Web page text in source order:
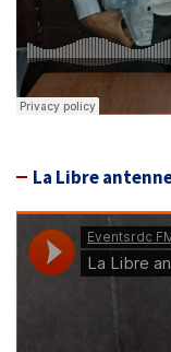
La Libre